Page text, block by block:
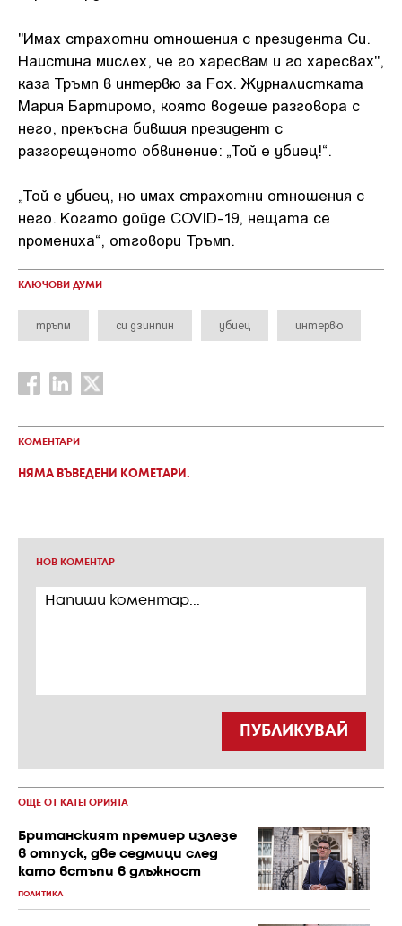
"Имах страхотни отношения с президента Си.
Наистина мислех, че го харесвам и го харесвах",
каза Тръмп в интервю за Fox. Журналистката
Мария Бартиромо, която водеше разговора с
него, прекъсна бившия президент с
разгорещеното обвинение: „Той е убиец!“.
„Той е убиец, но имах страхотни отношения с
него. Когато дойде COVID-19, нещата се
промениха“, отговори Тръмп.
КЛЮЧОВИ ДУМИ
тръпм си дзинпин убиец интервю
КОМЕНТАРИ
НЯМА ВЪВЕДЕНИ КОМЕТАРИ.
НОВ КОМЕНТАР
ПУБЛИКУВАЙ
ОЩЕ ОТ КАТЕГОРИЯТА
Британският премиер излезе
в отпуск, две седмици след
като встъпи в длъжност
ПОЛИТИКА